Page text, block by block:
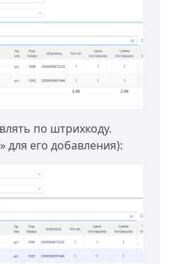
по штрихкоду.
» для его добавления):